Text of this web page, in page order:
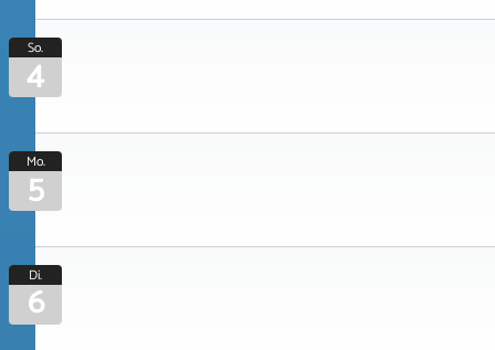
So.
4
Mo.
5
Di.
6